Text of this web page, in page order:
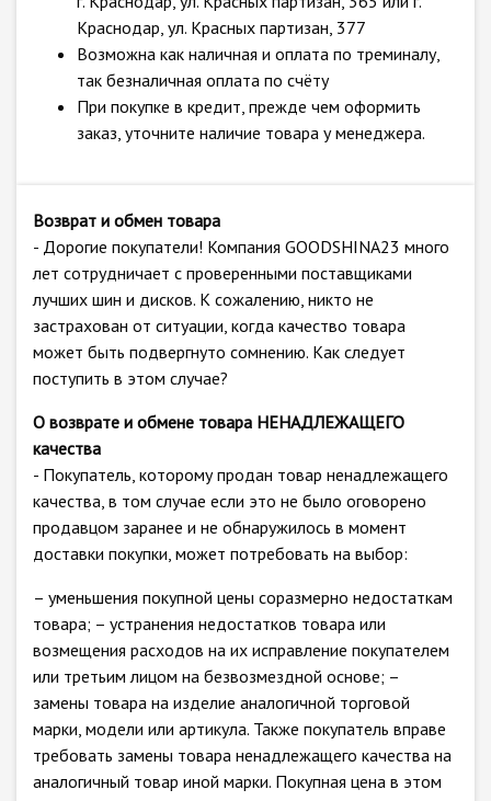
Краснодар, ул. Красных партизан, 377
Возможна как наличная и оплата по треминалу,
так безналичная оплата по счёту
При покупке в кредит, прежде чем оформить
заказ, уточните наличие товара у менеджера.
Возврат и обмен товара
- Дорогие покупатели! Компания GOODSHINA23 много
лет сотрудничает с проверенными поставщиками
лучших шин и дисков. К сожалению, никто не
застрахован от ситуации, когда качество товара
может быть подвергнуто сомнению. Как следует
поступить в этом случае?
О возврате и обмене товара НЕНАДЛЕЖАЩЕГО
качества
- Покупатель, которому продан товар ненадлежащего
качества, в том случае если это не было оговорено
продавцом заранее и не обнаружилось в момент
доставки покупки, может потребовать на выбор:
– уменьшения покупной цены соразмерно недостаткам
товара; – устранения недостатков товара или
возмещения расходов на их исправление покупателем
или третьим лицом на безвозмездной основе; –
замены товара на изделие аналогичной торговой
марки, модели или артикула. Также покупатель вправе
требовать замены товара ненадлежащего качества на
аналогичный товар иной марки. Покупная цена в этом